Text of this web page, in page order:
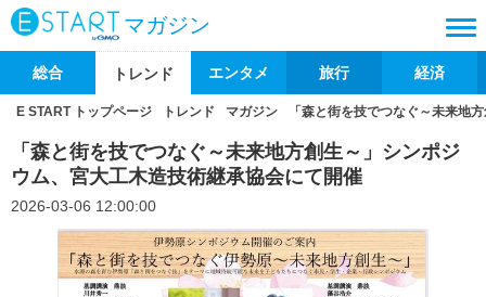
マガジン
総合 トレンド エンタメ 旅行 経済
E START トップページ トレンド マガジン 「森と街を技でつなぐ～未来地
「森と街を技でつなぐ～未来地方創生～」シンポジ
ウム、宮大工木造技術継承協会にて開催
2026-03-06 12:00:00